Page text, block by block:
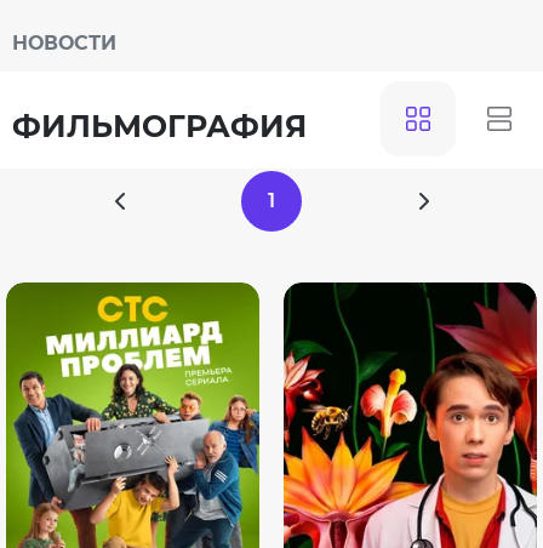
НОВОСТИ
ФИЛЬМОГРАФИЯ
1